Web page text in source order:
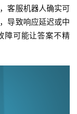
客服机器人确实可
导致响应延迟或中
障可能让答案不精